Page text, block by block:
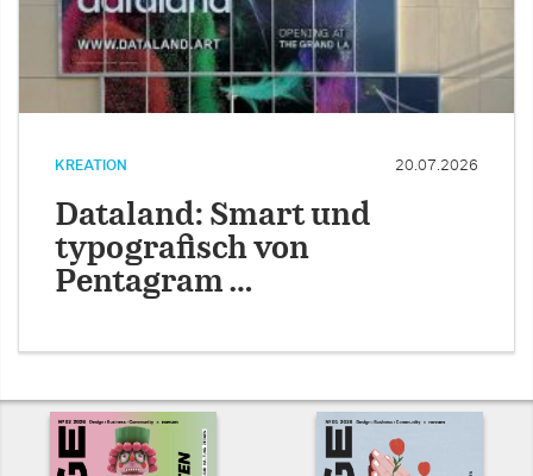
KREATION 20.07.2026
Dataland: Smart und
typografisch von
Pentagram …